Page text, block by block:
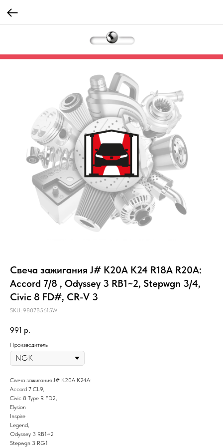
Свеча зажигания J# K20A K24 R18A R20A:
Accord 7/8 , Odyssey 3 RB1~2, Stepwgn 3/4,
Civic 8 FD#, CR-V 3
SKU: 9807B5615W
991 р.
Производитель
Свеча зажигания J# K20A K24A:
Accord 7 CL9,
Civic 8 Type R FD2,
Elysion
Inspire
Legend,
Odyssey 3 RB1~2
Stepwgn 3 RG1